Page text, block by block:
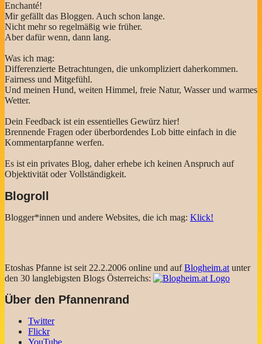
Enchanté!
Mir gefällt das Bloggen. Auch schon lange.
Nicht mehr so regelmäßig wie früher.
Aber dafür wenn, dann lang.
Was ich mag:
Differenzierte Betrachtungen, die unkompliziert daherkommen.
Fairness und Mitgefühl.
Und meinen Hund, weiten Himmel, freie Natur, Wasser und warmes
Wetter.
Dein Feedback ist ein essentielles Gewürz hier!
Brennende Fragen oder überbordendes Lob bitte einfach in die
Kommentarpfanne werfen.
Es ist ein privates Blog, daher erhebe ich keinen Anspruch auf
Objektivität oder Vollständigkeit.
Blogroll
Blogger*innen und andere Websites, die ich mag: Klick!
Etoshas Pfanne ist seit 22.2.2006 online und aufBlogheim.at unter
den 30 langlebigsten Blogs Österreichs:
Über den Pfannenrand
Twitter
Flickr